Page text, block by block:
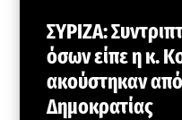
ΣΥΡΙΖΑ:
όσων είπε η κ.
ακούστηκαν
Δημοκρατίας